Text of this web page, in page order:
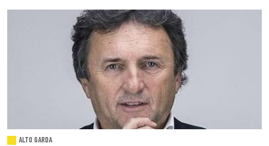
ALTO GARDA